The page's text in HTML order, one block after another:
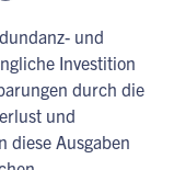
und
Investition
durch die
und
diese Ausgaben